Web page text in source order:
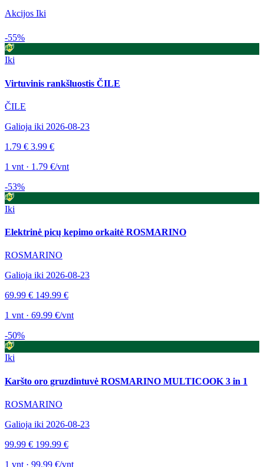
Akcijos Iki
-55%
Iki
Virtuvinis rankšluostis ČILE
ČILE
Galioja iki 2026-08-23
1.79 € 3.99 €
1 vnt · 1.79 €/vnt
-53%
Iki
Elektrinė picų kepimo orkaitė ROSMARINO
ROSMARINO
Galioja iki 2026-08-23
69.99 € 149.99 €
1 vnt · 69.99 €/vnt
-50%
Iki
Karšto oro gruzdintuvė ROSMARINO MULTICOOK 3 in 1
ROSMARINO
Galioja iki 2026-08-23
99.99 € 199.99 €
1 vnt · 99.99 €/vnt